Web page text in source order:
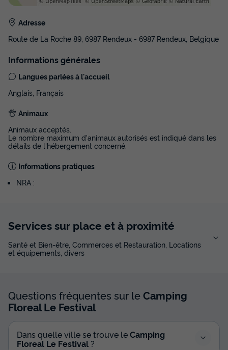
Adresse
Route de La Roche 89, 6987 Rendeux - 6987 Rendeux, Belgique
Informations générales
Langues parlées à l'accueil
Anglais, Français
Animaux
Animaux acceptés.
Le nombre maximum d'animaux autorisés est indiqué dans les
détails de l'hébergement concerné.
Informations pratiques
NRA :
Services sur place et à proximité
Santé et Bien-être, Commerces et Restauration, Locations
et équipements, divers
Questions fréquentes sur leCamping
Floreal Le Festival
Dans quelle ville se trouve leCamping
Floreal Le Festival ?